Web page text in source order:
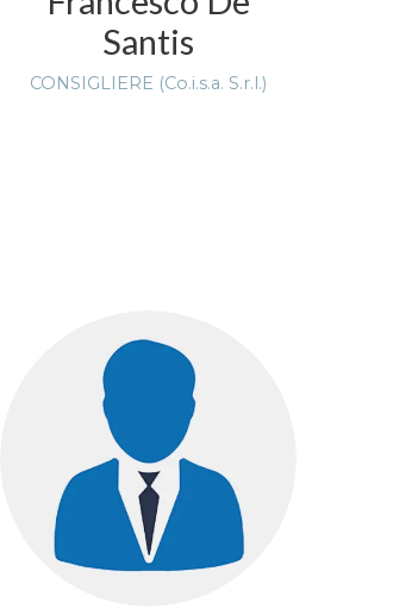
Santis
CONSIGLIERE (Co.i.s.a. S.r.l.)